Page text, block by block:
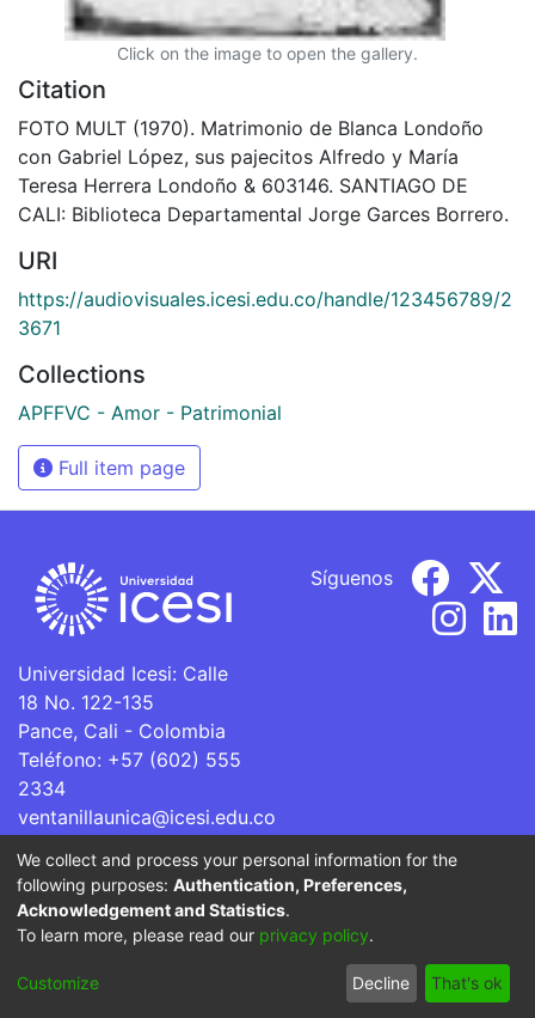
Click on the image to open the gallery.
Citation
FOTO MULT (1970). Matrimonio de Blanca Londoño
con Gabriel López, sus pajecitos Alfredo y María
Teresa Herrera Londoño & 603146. SANTIAGO DE
CALI: Biblioteca Departamental Jorge Garces Borrero.
URI
https://audiovisuales.icesi.edu.co/handle/123456789/2
3671
Collections
APFFVC - Amor - Patrimonial
Full item page
Universidad Icesi: Calle
18 No. 122-135
Pance, Cali - Colombia
Teléfono: +57 (602) 555
2334
ventanillaunica@icesi.edu.co
Síguenos
La Universidad Icesi es una Institución de Educación
Superior que se encuentra sujeta a inspección y vigilancia
por parte del Ministerio de Educación Nacional.
Cookie
End User
Agreement
Send
Feedback
We collect and process your personal information for the
following purposes: Authentication, Preferences,
Acknowledgement and Statistics.
To learn more, please read our privacy policy.
Customize Decline That's ok